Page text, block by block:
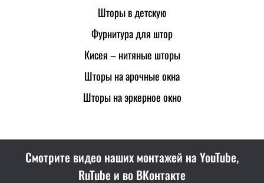
Шторы в детскую
Фурнитура для штор
Кисея – нитяные шторы
Шторы на арочные окна
Шторы на эркерное окно
Смотрите видео наших монтажей на YouTube,
RuTube и во ВКонтакте